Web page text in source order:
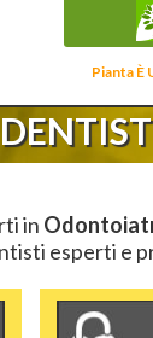
Pianta
in
esperti e